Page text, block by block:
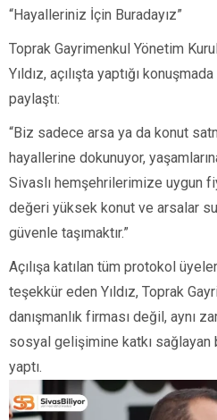
“Hayalleriniz İçin Buradayız”
Toprak Gayrimenkul Yönetim
Yıldız, açılışta yaptığı
paylaştı:
“Biz sadece arsa ya da konut
hayallerine dokunuyor,
Sivaslı hemşehrilerimize uygun
değeri yüksek konut ve arsalar
güvenle taşımaktır.”
Açılışa katılan tüm protokol
teşekkür eden Yıldız, Toprak
danışmanlık firması değil, aynı
sosyal gelişimine katkı sağlayan
yaptı.